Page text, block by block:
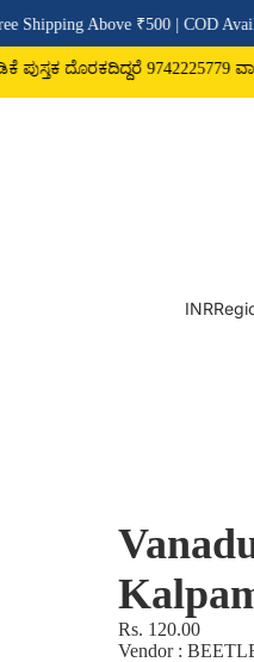
₹500 | COD Available
ವಾಟ್ಸಾಪ್ ನಲ್ಲಿ ಸಂಪರ್ಕಿಸಿ
INR
Rs. 120.00
Vendor :